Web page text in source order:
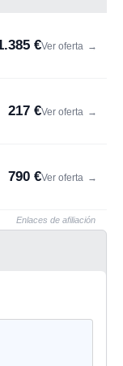
€Ver oferta →
217 €Ver oferta →
790 €Ver oferta →
Enlaces de afiliación